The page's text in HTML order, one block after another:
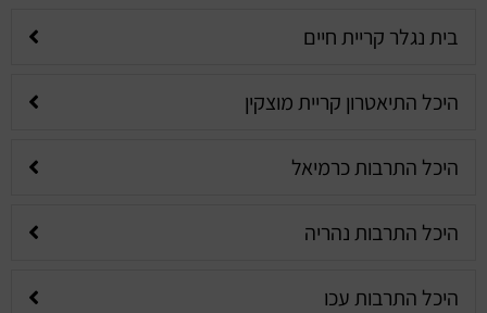
בית נגלר קריית חיים
היכל התיאטרון קריית מוצקין
היכל התרבות כרמיאל
היכל התרבות נהריה
היכל התרבות עכו